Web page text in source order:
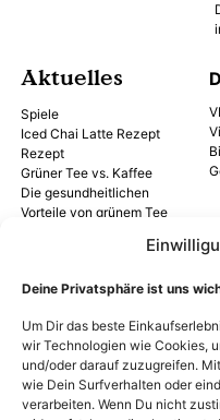
Deine Privatsphäre ist uns
Um Dir das beste
wir Technologien wie Cookies,
und/oder darauf zuzugreifen.
wie Dein Surfverhalten oder
verarbeiten. Wenn Du nicht
Aktuelles
Spiele
Iced Chai Latte Rezept
Rezept
Grüner Tee vs. Kaffee
Die gesundheitlichen
Vorteile von grünem Tee
Zahlung